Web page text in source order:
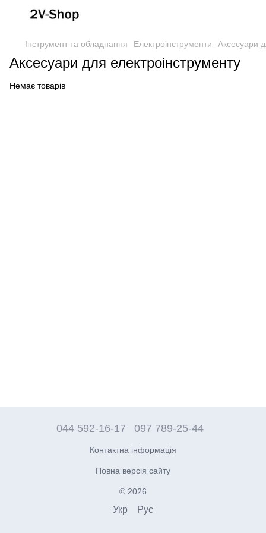
Інструмент та обладнання Електроінструменти Аксесуари
Аксесуари для електроінструменту
Немає товарів
044 592-16-17 097 789-25-44
Контактна інформація
Повна версія сайту
© 2026
Укр Рус